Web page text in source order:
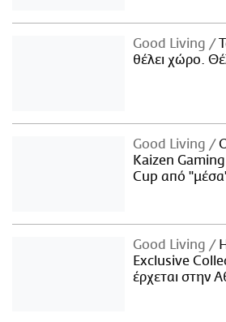
Good Living
θέλει χώρο.
Good Living
Kaizen
Cup από
Good Living
Η
Exclusive
έρχεται στην